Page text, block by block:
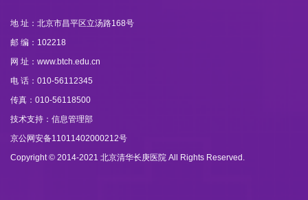
地 址：北京市昌平区立汤路168号
邮 编：102218
网 址：www.btch.edu.cn
电 话：010-56112345
传真：010-56118500
技术支持：信息管理部
京公网安备11011402000212号
Copyright © 2014-2021 北京清华长庚医院 All Rights Reserved.